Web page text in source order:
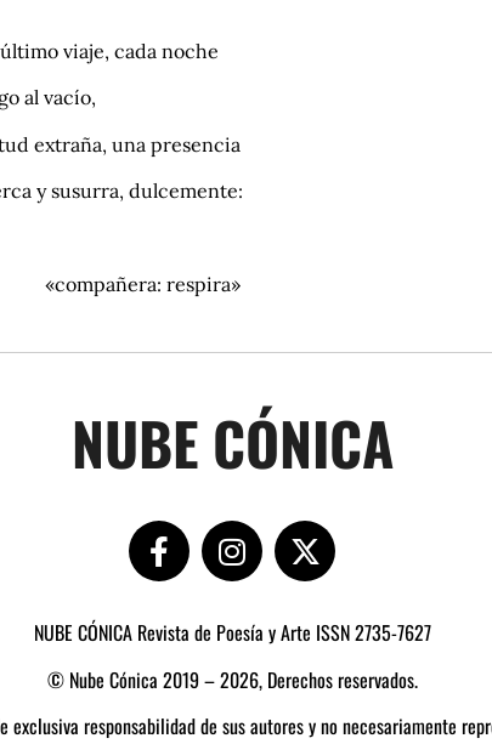
viaje, cada noche
al vacío,
extraña, una presencia
y susurra, dulcemente:
respira»
NUBE CÓNICA
NUBE CÓNICA Revista de Poesía y Arte ISSN 2735-7627
© Nube Cónica 2019 – 2026, Derechos reservados.
exclusiva responsabilidad de sus autores y no necesariamente